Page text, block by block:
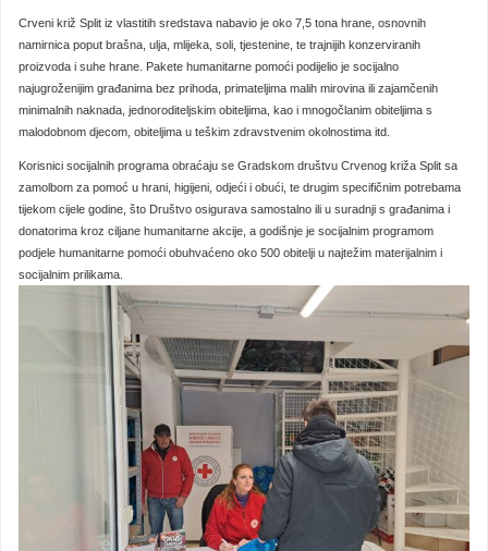
Crveni križ Split iz vlastitih sredstava nabavio je oko 7,5 tona hrane, osnovnih
namirnica poput brašna, ulja, mlijeka, soli, tjestenine, te trajnijih konzerviranih
proizvoda i suhe hrane. Pakete humanitarne pomoći podijelio je socijalno
najugroženijim građanima bez prihoda, primateljima malih mirovina ili zajamčenih
minimalnih naknada, jednoroditeljskim obiteljima, kao i mnogočlanim obiteljima s
malodobnom djecom, obiteljima u teškim zdravstvenim okolnostima itd.
Korisnici socijalnih programa obraćaju se Gradskom društvu Crvenog križa Split sa
zamolbom za pomoć u hrani, higijeni, odjeći i obući, te drugim specifičnim potrebama
tijekom cijele godine, što Društvo osigurava samostalno ili u suradnji s građanima i
donatorima kroz ciljane humanitarne akcije, a godišnje je socijalnim programom
podjele humanitarne pomoći obuhvaćeno oko 500 obitelji u najtežim materijalnim i
socijalnim prilikama.